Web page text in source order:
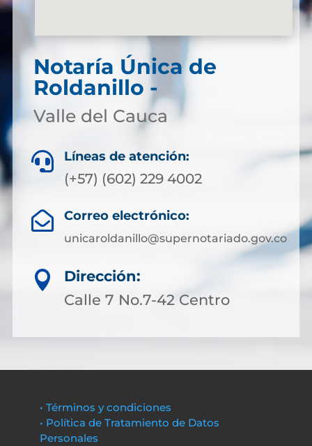
Notaría Única de
Roldanillo -
Valle del Cauca
 Líneas de atención:
(+57) (602) 229 4002
 Correo electrónico:
unicaroldanillo@supernotariado.gov.co

Dirección:
Calle 7 No.7-42 Centro
• Términos y condiciones
• Política de Tratamiento de Datos
Personales